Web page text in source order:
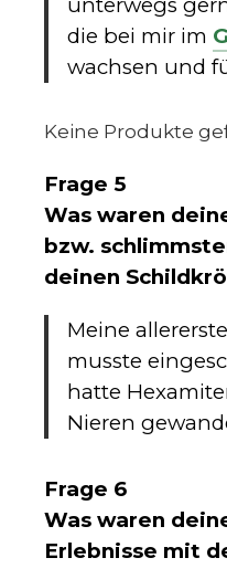
unterwegs
die bei mir im
wachsen und
Keine Produkte
Frage 5
Was waren
bzw.
deinen
Meine
musste
hatte
Nieren
Frage 6
Was waren
Erlebnisse mit